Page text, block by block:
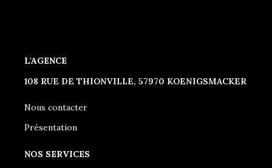
L'AGENCE
108 RUE DE THIONVILLE, 57970 KOENIGSMACKER
Nous contacter
Présentation
NOS SERVICES